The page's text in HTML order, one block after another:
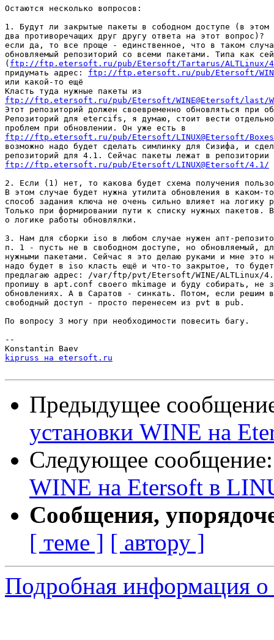
Остаются несколько вопросов:
1. Будут ли закрытые пакеты в сободном доступе (в
два противоречащих друг другу ответа на этот вопрос)?
если да, то все проще - единственное, что в таком
обновляемый репозиторий со всеми пакетами. Типа как
( ftp://ftp.etersoft.ru/pub/Etersoft/Tartarus/ALTLinux/
придумать адрес: ftp://ftp.etersoft.ru/pub/Etersoft/
или какой-то ещё
ftp://ftp.etersoft.ru/pub/Etersoft/WINE@Etersoft/last/
Этот репозиторий должен своевременно обновляться при
Репозиторий для etercifs, я думаю, стоит вести
ftp://ftp.etersoft.ru/pub/Etersoft/LINUX@Etersoft/
возможно надо будет сделать симлинку для Сизифа, и
ftp://ftp.etersoft.ru/pub/Etersoft/LINUX@Etersoft/4.1/
2. Если (1) нет, то какова будет схема получения
В этом случае будет нужна утилита обновления в каком-
способ задания ключа не очень сильно влияет на логику
Только при формировании пути к списку нужных пакетов.
о логике работы обновлялки.
3. Нам для сборки iso в любом случае нужен апт-
п. 1 - пусть не в свободном доступе, но обновляемый,
нужными пакетами. Сейчас я это делаю руками и мне это
надо будет в iso класть ещё и что-то закрытое, то
предлагаю адрес: /var/ftp/pvt/Etersoft/WINE/
пропишу в apt.conf своего mkimage и буду собирать, не
обновлениях. А в Саратов - синкать. Потом, если решим
свободный доступ - просто перенесем из pvt в pub.
По вопросу 3 могу при необходимости повесить багу.
--
kipruss на etersoft.ru
Предыдущее
установки WINE на
Следующее
WINE на Etersoft в
Сообщения,
[ теме ] [ автору ]
Подробная информация о